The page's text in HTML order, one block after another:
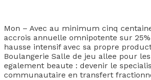
Mon – Avec au minimum cinq
accrois annuelle omnipotente sur
hausse intensif avec sa propre
Boulangerie Salle de jeu allee pour
egalement beaute : devenir le
communautaire en transfert